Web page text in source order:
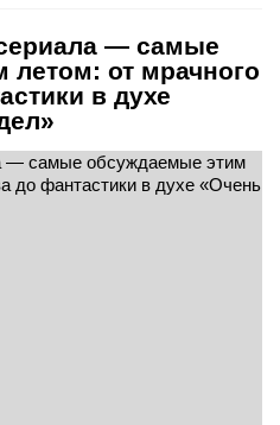
— самые
от мрачного
в духе